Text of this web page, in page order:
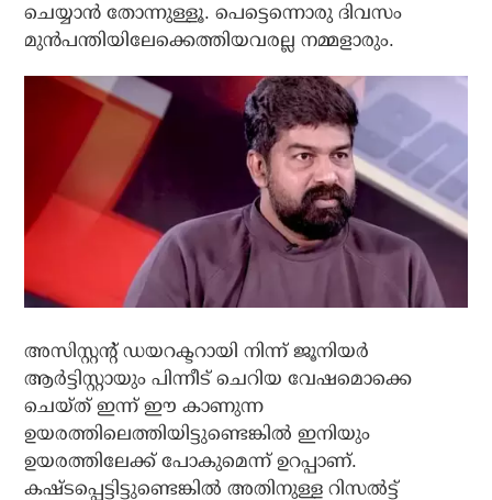
ചെയ്യാന്‍ തോന്നുള്ളൂ. പെട്ടെന്നൊരു ദിവസം
മുന്‍പന്തിയിലേക്കെത്തിയവരല്ല നമ്മളാരും.
അസിസ്റ്റന്റ് ഡയറക്ടറായി നിന്ന് ജൂനിയര്‍
ആര്‍ട്ടിസ്റ്റായും പിന്നീട് ചെറിയ വേഷമൊക്കെ
ചെയ്ത് ഇന്ന് ഈ കാണുന്ന
ഉയരത്തിലെത്തിയിട്ടുണ്ടെങ്കില്‍ ഇനിയും
ഉയരത്തിലേക്ക് പോകുമെന്ന് ഉറപ്പാണ്.
കഷ്ടപ്പെട്ടിട്ടുണ്ടെങ്കില്‍ അതിനുള്ള റിസല്‍ട്ട്